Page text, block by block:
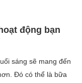
động bạn
sáng sẽ mang đến
Đó có thể là bữa